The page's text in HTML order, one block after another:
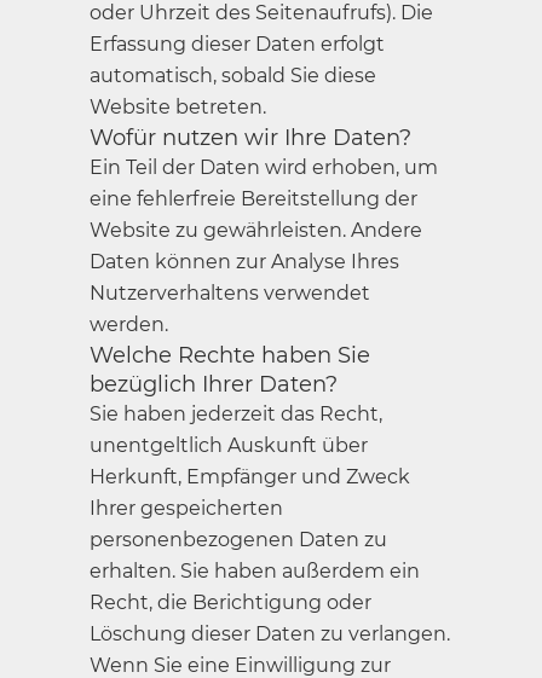
oder Uhrzeit des Seitenaufrufs). Die
Erfassung dieser Daten erfolgt
automatisch, sobald Sie diese
Website betreten.
Wofür nutzen wir Ihre Daten?
Ein Teil der Daten wird erhoben, um
eine fehlerfreie Bereitstellung der
Website zu gewährleisten. Andere
Daten können zur Analyse Ihres
Nutzerverhaltens verwendet
werden.
Welche Rechte haben Sie
bezüglich Ihrer Daten?
Sie haben jederzeit das Recht,
unentgeltlich Auskunft über
Herkunft, Empfänger und Zweck
Ihrer gespeicherten
personenbezogenen Daten zu
erhalten. Sie haben außerdem ein
Recht, die Berichtigung oder
Löschung dieser Daten zu verlangen.
Wenn Sie eine Einwilligung zur